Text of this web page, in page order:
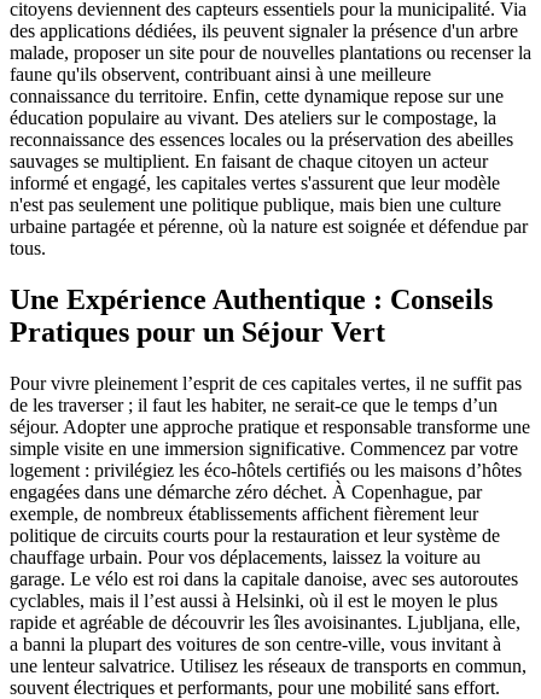
citoyens deviennent des capteurs essentiels pour la municipalité. Via
des applications dédiées, ils peuvent signaler la présence d'un arbre
malade, proposer un site pour de nouvelles plantations ou recenser la
faune qu'ils observent, contribuant ainsi à une meilleure
connaissance du territoire. Enfin, cette dynamique repose sur une
éducation populaire au vivant. Des ateliers sur le compostage, la
reconnaissance des essences locales ou la préservation des abeilles
sauvages se multiplient. En faisant de chaque citoyen un acteur
informé et engagé, les capitales vertes s'assurent que leur modèle
n'est pas seulement une politique publique, mais bien une culture
urbaine partagée et pérenne, où la nature est soignée et défendue par
tous.
Une Expérience Authentique : Conseils
Pratiques pour un Séjour Vert
Pour vivre pleinement l’esprit de ces capitales vertes, il ne suffit pas
de les traverser ; il faut les habiter, ne serait-ce que le temps d’un
séjour. Adopter une approche pratique et responsable transforme une
simple visite en une immersion significative. Commencez par votre
logement : privilégiez les éco-hôtels certifiés ou les maisons d’hôtes
engagées dans une démarche zéro déchet. À Copenhague, par
exemple, de nombreux établissements affichent fièrement leur
politique de circuits courts pour la restauration et leur système de
chauffage urbain. Pour vos déplacements, laissez la voiture au
garage. Le vélo est roi dans la capitale danoise, avec ses autoroutes
cyclables, mais il l’est aussi à Helsinki, où il est le moyen le plus
rapide et agréable de découvrir les îles avoisinantes. Ljubljana, elle,
a banni la plupart des voitures de son centre-ville, vous invitant à
une lenteur salvatrice. Utilisez les réseaux de transports en commun,
souvent électriques et performants, pour une mobilité sans effort.